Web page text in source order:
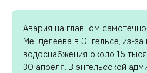
Авария на главном
Менделеева в Энгельсе, из-за
водоснабжения около 15
30 апреля. В энгельсской